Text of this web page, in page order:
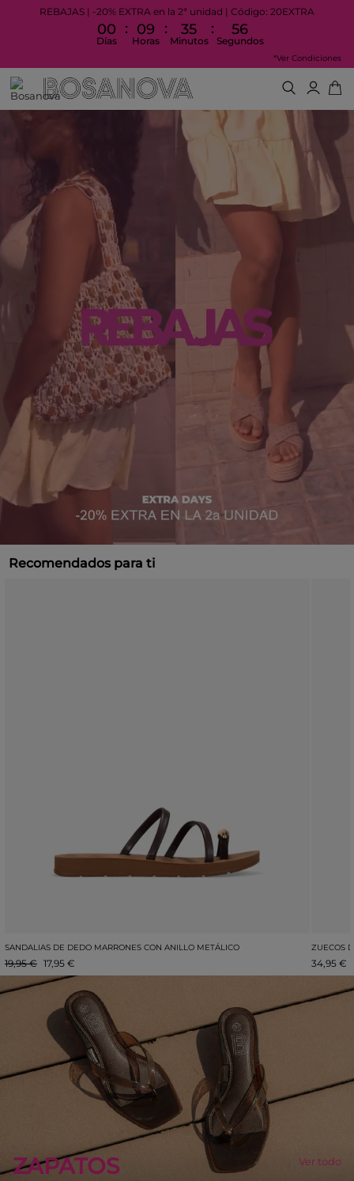
REBAJAS | -20% EXTRA en la 2ª unidad | Código: 20EXTRA
00
Días
: 09
Horas
: 35
Minutos
: 52
Segundos
*Ver Condiciones
Recomendados para ti
SANDALIAS DE DEDO MARRONES CON ANILLO METÁLICO
17,95 €
19,95 €
ZUECOS
34,95 €
ZAPATOS Ver todo